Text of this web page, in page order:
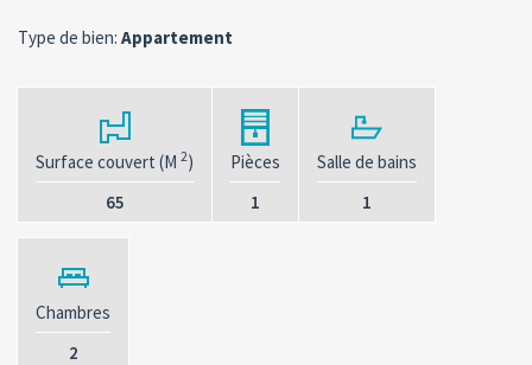
Type de bien: Appartement
Surface couvert (M 2)
65
Pièces
1
Salle de bains
1
Chambres
2